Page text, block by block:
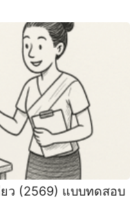
ว (2569) แบบทดสอบ